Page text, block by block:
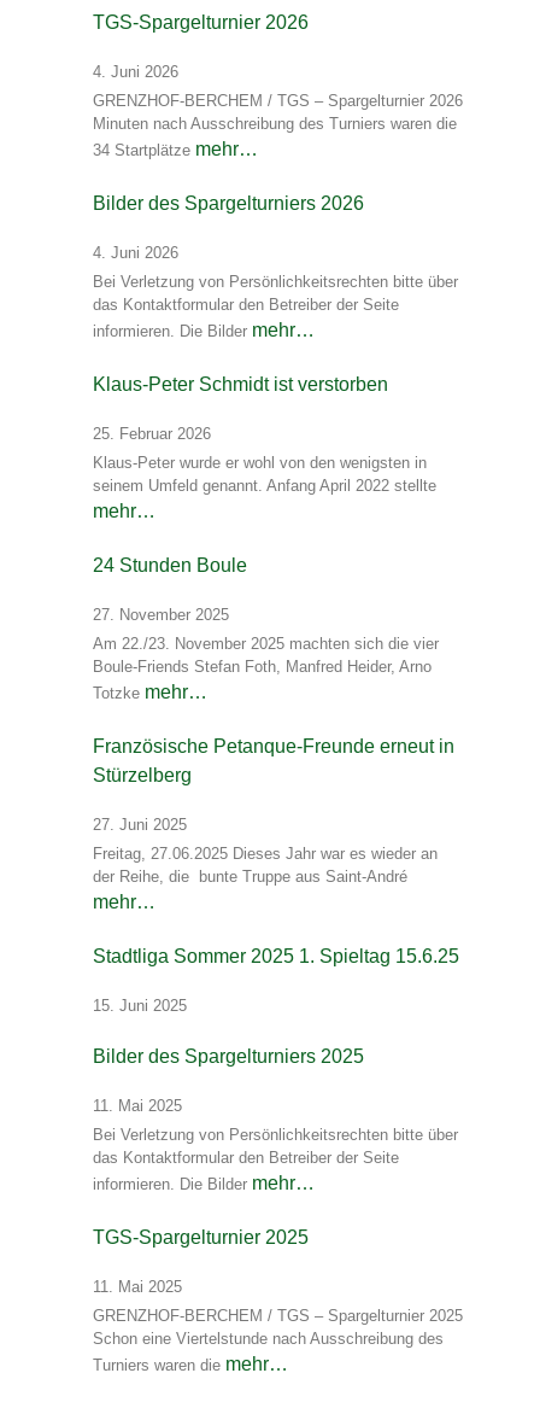
TGS-Spargelturnier 2026
4. Juni 2026
GRENZHOF-BERCHEM / TGS – Spargelturnier 2026
Minuten nach Ausschreibung des Turniers waren die
34 Startplätze mehr…
Bilder des Spargelturniers 2026
4. Juni 2026
Bei Verletzung von Persönlichkeitsrechten bitte über
das Kontaktformular den Betreiber der Seite
informieren. Die Bilder mehr…
Klaus-Peter Schmidt ist verstorben
25. Februar 2026
Klaus-Peter wurde er wohl von den wenigsten in
seinem Umfeld genannt. Anfang April 2022 stellte
mehr…
24 Stunden Boule
27. November 2025
Am 22./23. November 2025 machten sich die vier
Boule-Friends Stefan Foth, Manfred Heider, Arno
Totzke mehr…
Französische Petanque-Freunde erneut in
Stürzelberg
27. Juni 2025
Freitag, 27.06.2025 Dieses Jahr war es wieder an
der Reihe, die bunte Truppe aus Saint-André
mehr…
Stadtliga Sommer 2025 1. Spieltag 15.6.25
15. Juni 2025
Bilder des Spargelturniers 2025
11. Mai 2025
Bei Verletzung von Persönlichkeitsrechten bitte über
das Kontaktformular den Betreiber der Seite
informieren. Die Bilder mehr…
TGS-Spargelturnier 2025
11. Mai 2025
GRENZHOF-BERCHEM / TGS – Spargelturnier 2025
Schon eine Viertelstunde nach Ausschreibung des
Turniers waren die mehr…